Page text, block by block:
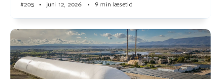
#205 • juni 12, 2026 • 9 min læsetid